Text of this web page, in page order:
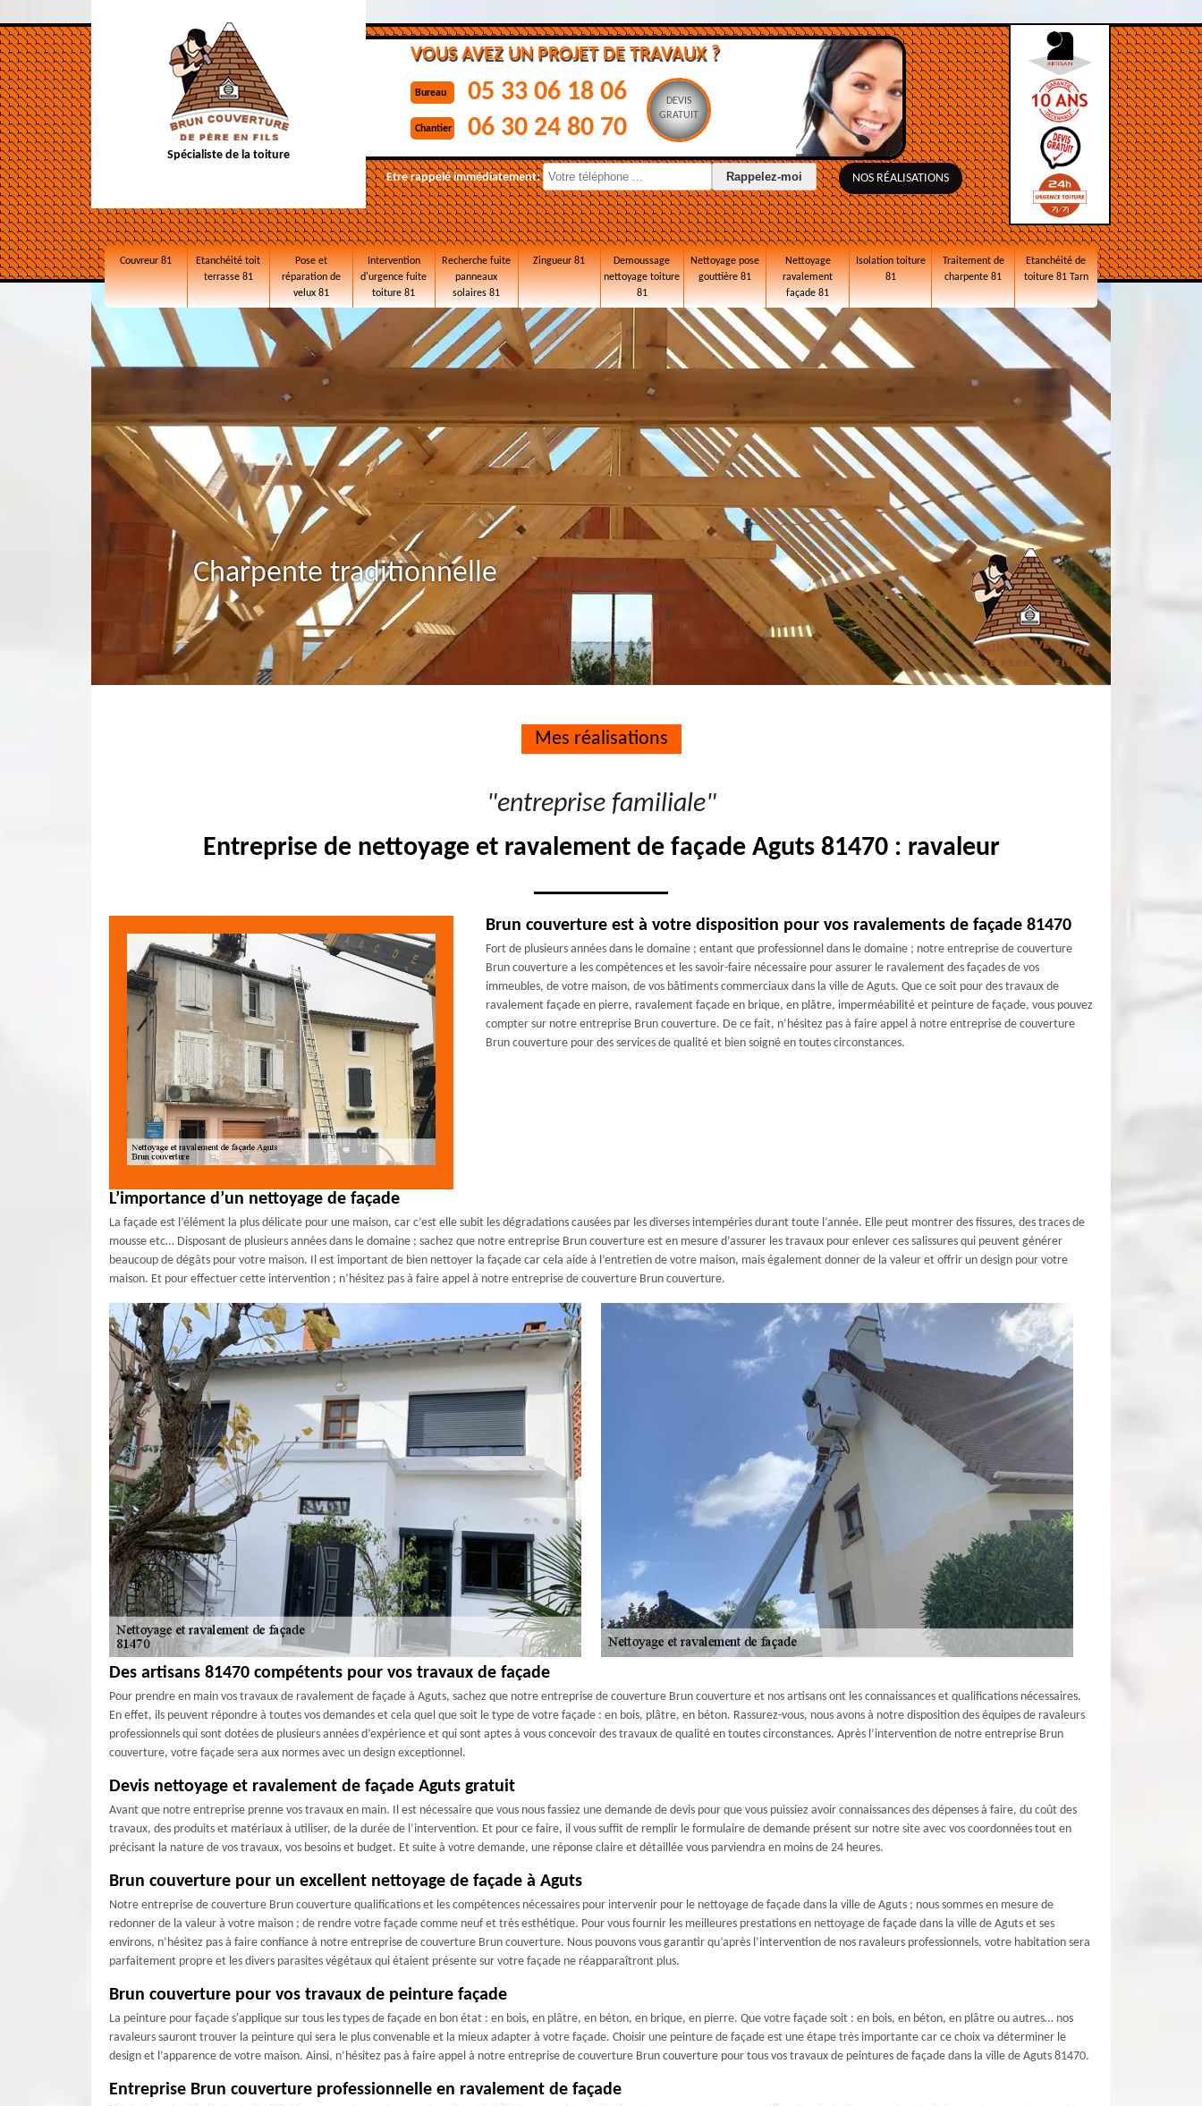
Spécialiste de la toiture
VOUS AVEZ UN PROJET DE TRAVAUX ?
Bureau 05 33 06 18 06
Chantier 06 30 24 80 70
DEVIS
GRATUIT
Etre rappelé immédiatement: NOS RÉALISATIONS
Couvreur 81
Etanchéité toit
terrasse 81
Pose et
réparation de
velux 81
Intervention
d'urgence fuite
toiture 81
Recherche fuite
panneaux
solaires 81
Zingueur 81
Demoussage
nettoyage toiture
81
Nettoyage pose
gouttière 81
Nettoyage
ravalement
façade 81
Isolation toiture
81
Traitement de
charpente 81
Etanchéité de
toiture 81 Tarn
Charpente traditionnelle
Mes réalisations
"entreprise familiale"
Entreprise de nettoyage et ravalement de façade Aguts 81470 : ravaleur
Brun couverture est à votre disposition pour vos ravalements de façade 81470
Fort de plusieurs années dans le domaine ; entant que professionnel dans le domaine ; notre entreprise de couverture
Brun couverture a les compétences et les savoir-faire nécessaire pour assurer le ravalement des façades de vos
immeubles, de votre maison, de vos bâtiments commerciaux dans la ville de Aguts. Que ce soit pour des travaux de
ravalement façade en pierre, ravalement façade en brique, en plâtre, imperméabilité et peinture de façade, vous pouvez
compter sur notre entreprise Brun couverture. De ce fait, n’hésitez pas à faire appel à notre entreprise de couverture
Brun couverture pour des services de qualité et bien soigné en toutes circonstances.
L’importance d’un nettoyage de façade
La façade est l’élément la plus délicate pour une maison, car c’est elle subit les dégradations causées par les diverses intempéries durant toute l’année. Elle peut montrer des fissures, des traces de
mousse etc… Disposant de plusieurs années dans le domaine ; sachez que notre entreprise Brun couverture est en mesure d’assurer les travaux pour enlever ces salissures qui peuvent générer
beaucoup de dégâts pour votre maison. Il est important de bien nettoyer la façade car cela aide à l’entretien de votre maison, mais également donner de la valeur et offrir un design pour votre
maison. Et pour effectuer cette intervention ; n’hésitez pas à faire appel à notre entreprise de couverture Brun couverture.
Des artisans 81470 compétents pour vos travaux de façade
Pour prendre en main vos travaux de ravalement de façade à Aguts, sachez que notre entreprise de couverture Brun couverture et nos artisans ont les connaissances et qualifications nécessaires.
En effet, ils peuvent répondre à toutes vos demandes et cela quel que soit le type de votre façade : en bois, plâtre, en béton. Rassurez-vous, nous avons à notre disposition des équipes de ravaleurs
professionnels qui sont dotées de plusieurs années d’expérience et qui sont aptes à vous concevoir des travaux de qualité en toutes circonstances. Après l’intervention de notre entreprise Brun
couverture, votre façade sera aux normes avec un design exceptionnel.
Devis nettoyage et ravalement de façade Aguts gratuit
Avant que notre entreprise prenne vos travaux en main. Il est nécessaire que vous nous fassiez une demande de devis pour que vous puissiez avoir connaissances des dépenses à faire, du coût des
travaux, des produits et matériaux à utiliser, de la durée de l’intervention. Et pour ce faire, il vous suffit de remplir le formulaire de demande présent sur notre site avec vos coordonnées tout en
précisant la nature de vos travaux, vos besoins et budget. Et suite à votre demande, une réponse claire et détaillée vous parviendra en moins de 24 heures.
Brun couverture pour un excellent nettoyage de façade à Aguts
Notre entreprise de couverture Brun couverture qualifications et les compétences nécessaires pour intervenir pour le nettoyage de façade dans la ville de Aguts ; nous sommes en mesure de
redonner de la valeur à votre maison ; de rendre votre façade comme neuf et très esthétique. Pour vous fournir les meilleures prestations en nettoyage de façade dans la ville de Aguts et ses
environs, n’hésitez pas à faire confiance à notre entreprise de couverture Brun couverture. Nous pouvons vous garantir qu’après l’intervention de nos ravaleurs professionnels, votre habitation sera
parfaitement propre et les divers parasites végétaux qui étaient présente sur votre façade ne réapparaîtront plus.
Brun couverture pour vos travaux de peinture façade
La peinture pour façade s'applique sur tous les types de façade en bon état : en bois, en plâtre, en béton, en brique, en pierre. Que votre façade soit : en bois, en béton, en plâtre ou autres… nos
ravaleurs sauront trouver la peinture qui sera le plus convenable et la mieux adapter à votre façade. Choisir une peinture de façade est une étape très importante car ce choix va déterminer le
design et l’apparence de votre maison. Ainsi, n’hésitez pas à faire appel à notre entreprise de couverture Brun couverture pour tous vos travaux de peintures de façade dans la ville de Aguts 81470.
Entreprise Brun couverture professionnelle en ravalement de façade